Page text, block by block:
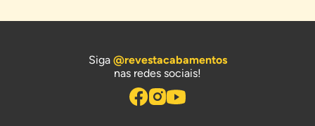
Siga @revestacabamentos
nas redes sociais!